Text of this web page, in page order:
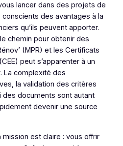
lancer dans des projets de
des avantages à la
qu’ils peuvent apporter.
chemin pour obtenir des
(MPR) et les Certificats
peut s’apparenter à un
La complexité des
la validation des critères
documents sont autant
devenir une source
mission est claire : vous offrir